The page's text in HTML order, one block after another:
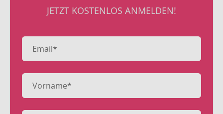
JETZT KOSTENLOS ANMELDEN!